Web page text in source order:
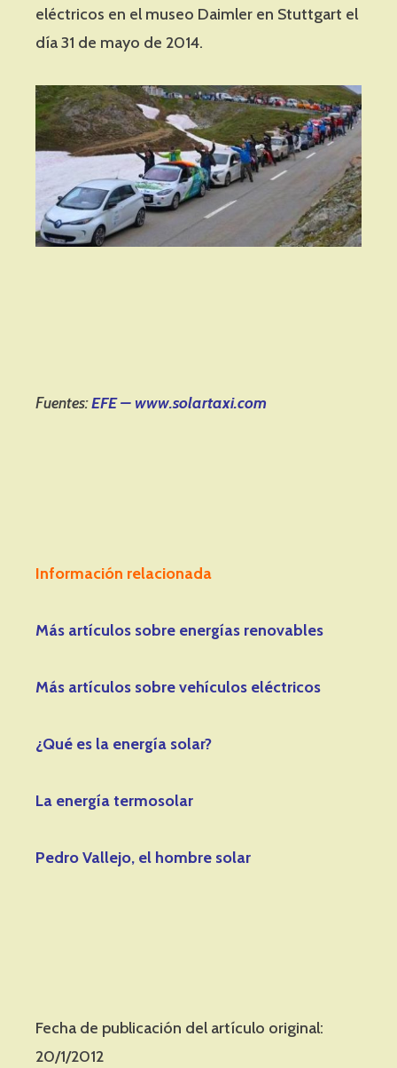
eléctricos en el museo Daimler en Stuttgart el
día 31 de mayo de 2014.
Fuentes:EFE – www.solartaxi.com
Información relacionada
Más artículos sobre energías renovables
Más artículos sobre vehículos eléctricos
¿Qué es la energía solar?
La energía termosolar
Pedro Vallejo, el hombre solar
Fecha de publicación del artículo original:
20/1/2012